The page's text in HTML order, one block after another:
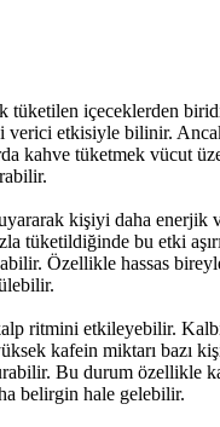
tüketilen içeceklerden
verici etkisiyle bilinir.
kahve tüketmek vücut
kişiyi daha enerjik
tüketildiğinde bu etki
Özellikle hassas
ritmini etkileyebilir.
kafein miktarı bazı
Bu durum özellikle
belirgin hale gelebilir.